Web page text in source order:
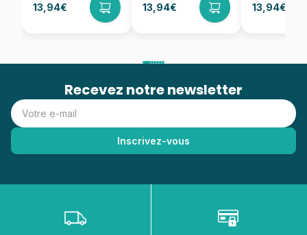
13,94€ 13,94€ 13,94€
Recevez notre newsletter